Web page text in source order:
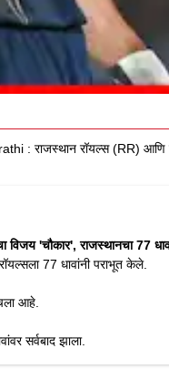
रॉयल्स (RR) आणि
'चौकार', राजस्थानचा 77
77 धावांनी पराभूत केले.
आहे.
सर्वबाद झाला.